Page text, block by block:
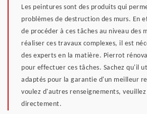
Les peintures sont des produits qui
problèmes de destruction des murs. En
de procéder à ces tâches au niveau des
réaliser ces travaux complexes, il est
des experts en la matière. Pierrot
pour effectuer ces tâches. Sachez qu'il
adaptés pour la garantie d'un meilleur
voulez d'autres renseignements,
directement.